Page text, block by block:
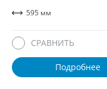
595 мм
Подробнее
СРАВНИТЬ